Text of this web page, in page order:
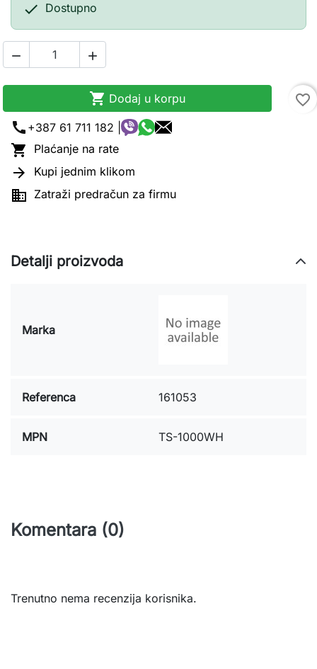
 Dostupno
 
 Dodaj u korpu
favorite_border
call +387 61 711 182 |
 Plaćanje na rate
 Kupi jednim klikom
 Zatraži predračun za firmu
Detalji proizvoda
Marka
Referenca 161053
MPN TS-1000WH
Komentara (0)
Trenutno nema recenzija korisnika.